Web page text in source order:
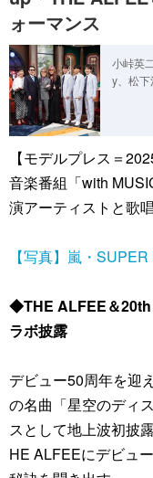
ォーマンス
小峠英
y、松
【モデルプレス＝
音楽番組「with
演アーティストと歌
【写真】嵐・
◆THE ALFEE＆20th
ラボ披露
デビュー50周年を迎
の名曲「星空のディ
スとして地上波初披
HE ALFEEにデビュ